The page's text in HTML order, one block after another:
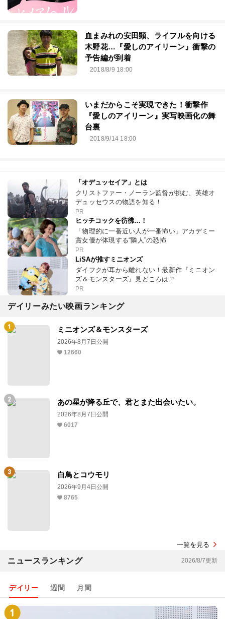
血まみれの安田顕、ライフルを向ける
木野花…『愛しのアイリーン』衝撃の
予告編が到着
2018/8/9 18:00
いまだからこそ実現できた！衝撃作
『愛しのアイリーン』実写映画化の舞
台裏
2018/9/14 18:00
「オデュッセイア」とは
クリストファー・ノーラン監督が挑む、英雄オ
デュッセウスの物語を知る！
PR
ヒッチコックを彷彿…！
「物理的に一番近い人が一番怖い」アカデミー
賞女優が体現する“隣人”の恐怖
PR
LiSAが推すミニオンズ
ダイフクが耳から離れない！最新作『ミニオン
ズ＆モンスターズ』見どころは？
PR
デイリーみたい映画ランキング
ミニオンズ＆モンスターズ
2026年8月7日公開
12660
あの星が降る丘で、君とまた出会いたい。
2026年8月7日公開
6017
白鳥とコウモリ
2026年9月4日公開
8765
一覧を見る
ニュースランキング 2026/8/7更新
デイリー 週間 月間